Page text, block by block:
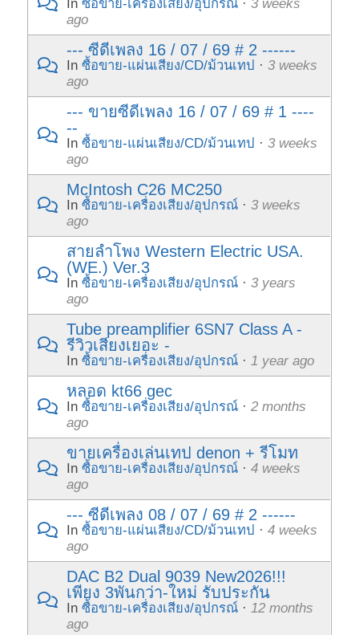
Inซื้อขาย-เครื่องเสียง/อุปกรณ์ ·3 weeks
ago
--- ซีดีเพลง 16 / 07 / 69 # 2 ------
Inซื้อขาย-แผ่นเสียง/CD/ม้วนเทป ·3 weeks
ago
--- ขายซีดีเพลง 16 / 07 / 69 # 1 ----
--
Inซื้อขาย-แผ่นเสียง/CD/ม้วนเทป ·3 weeks
ago
McIntosh C26 MC250
Inซื้อขาย-เครื่องเสียง/อุปกรณ์ ·3 weeks
ago
สายลำโพง Western Electric USA.
(WE.) Ver.3
Inซื้อขาย-เครื่องเสียง/อุปกรณ์ ·3 years
ago
Tube preamplifier 6SN7 Class A -
รีวิวเสียงเยอะ -
Inซื้อขาย-เครื่องเสียง/อุปกรณ์ ·1 year ago
หลอด kt66 gec
Inซื้อขาย-เครื่องเสียง/อุปกรณ์ ·2 months
ago
ขายเครื่องเล่นเทป denon + รีโมท
Inซื้อขาย-เครื่องเสียง/อุปกรณ์ ·4 weeks
ago
--- ซีดีเพลง 08 / 07 / 69 # 2 ------
Inซื้อขาย-แผ่นเสียง/CD/ม้วนเทป ·4 weeks
ago
DAC B2 Dual 9039 New2026!!!
เพียง 3พันกว่า-ใหม่ รับประกัน
Inซื้อขาย-เครื่องเสียง/อุปกรณ์ ·12 months
ago